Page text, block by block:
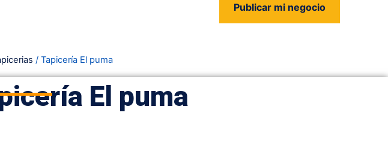
Publicar mi negocio
/ Tapicería El puma
El puma